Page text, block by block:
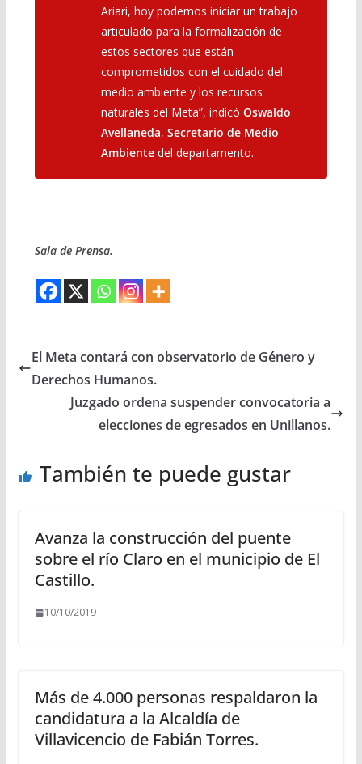
Ariari, hoy podemos iniciar un trabajo
articulado para la formalización de
estos sectores que están
comprometidos con el cuidado del
medio ambiente y los recursos
naturales del Meta”, indicó Oswaldo
Avellaneda, Secretario de Medio
Ambientedel departamento.
Sala de Prensa.
El Meta contará con observatorio de Género y
Derechos Humanos.
Juzgado ordena suspender convocatoria a
elecciones de egresados en Unillanos.
También te puede gustar
Avanza la construcción del puente
sobre el río Claro en el municipio de El
Castillo.
10/10/2019
Más de 4.000 personas respaldaron la
candidatura a la Alcaldía de
Villavicencio de Fabián Torres.